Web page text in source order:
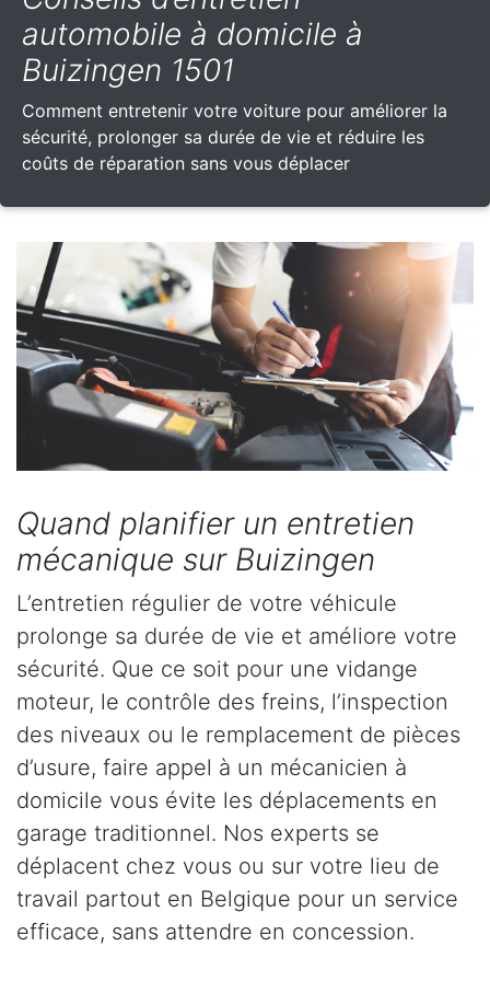
automobile à domicile à
Buizingen 1501
Comment entretenir votre voiture pour améliorer la
sécurité, prolonger sa durée de vie et réduire les
coûts de réparation sans vous déplacer
Quand planifier un entretien
mécanique sur Buizingen
L’entretien régulier de votre véhicule
prolonge sa durée de vie et améliore votre
sécurité. Que ce soit pour une vidange
moteur, le contrôle des freins, l’inspection
des niveaux ou le remplacement de pièces
d’usure, faire appel à un mécanicien à
domicile vous évite les déplacements en
garage traditionnel. Nos experts se
déplacent chez vous ou sur votre lieu de
travail partout en Belgique pour un service
efficace, sans attendre en concession.